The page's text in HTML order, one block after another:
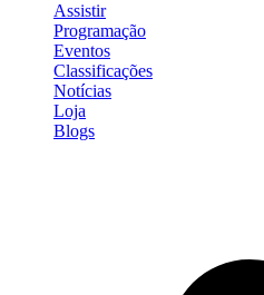
Assistir
Programação
Eventos
Classificações
Notícias
Loja
Blogs